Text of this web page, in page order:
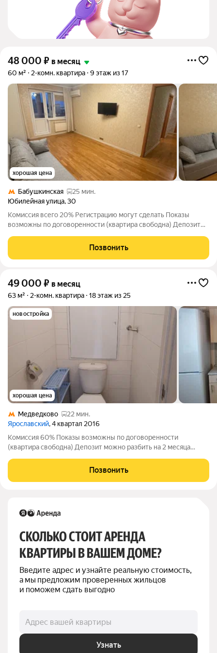
48 000 ₽ в месяц
60 м² 2-комн. квартира 9 этаж из 17
хорошая цена
Бабушкинская
25 мин.
Юбилейная улица,30
Комиссия всего 20% Регистрацию могут сделать Показы
возможны по договоренности (квартира свободна) Депозит
вода) + если пользуетесь интернет и ТВ антенна Договор
аренды (найма) заключается с
Позвонить
49 000 ₽ в месяц
63 м² 2-комн. квартира 18 этаж из 25
новостройка
хорошая цена
Медведково
22 мин.
Ярославский, 4 квартал 2016
Комиссия 60% Показы возможны по договоренности
(квартира свободна) Депозит можно разбить на 2 месяца
интернет и антенна Фотографии соответствуют данному
объекту Рассмотрят: - или одну женщину - или
Позвонить
СКОЛЬКО СТОИТ АРЕНДА
КВАРТИРЫ В ВАШЕМ ДОМЕ?
Введите адрес и узнайте реальную стоимость,
а мы предложим проверенных жильцов
и поможем сдать выгодно
Адрес вашей квартиры
Узнать